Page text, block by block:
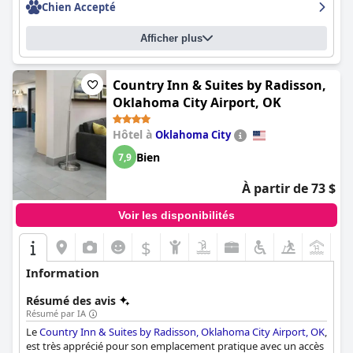
Chien Accepté
Afficher plus
Country Inn & Suites by Radisson,
Oklahoma City Airport, OK
Hôtel à Oklahoma City
7,9 Bien
À partir de 73 $
Voir les disponibilités
$
Information
Résumé des avis
Résumé par IA
LeCountry Inn & Suites by Radisson, Oklahoma City Airport, OK,
est très apprécié pour son emplacement pratique avec un accès